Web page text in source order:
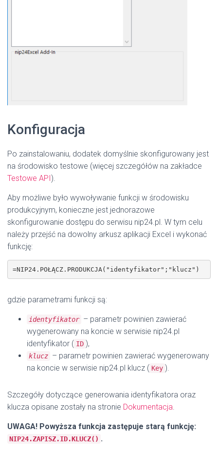
Konfiguracja
Po zainstalowaniu, dodatek domyślnie skonfigurowany jest
na środowisko testowe (więcej szczegółów na zakładce
Testowe API ).
Aby możliwe było wywoływanie funkcji w środowisku
produkcyjnym, konieczne jest jednorazowe
skonfigurowanie dostępu do serwisu nip24.pl. W tym celu
należy przejść na dowolny arkusz aplikacji Excel i wykonać
funkcję:
=NIP24.POŁĄCZ.PRODUKCJA("identyfikator";"klucz")
gdzie parametrami funkcji są:
identyfikator – parametr powinien zawierać
wygenerowany na koncie w serwisie nip24.pl
identyfikator ( ID ),
klucz – parametr powinien zawierać wygenerowany
na koncie w serwisie nip24.pl klucz ( Key ).
Szczegóły dotyczące generowania identyfikatora oraz
klucza opisane zostały na stronie Dokumentacja.
UWAGA! Powyższa funkcja zastępuje starą funkcję:
NIP24.ZAPISZ.ID.KLUCZ() .